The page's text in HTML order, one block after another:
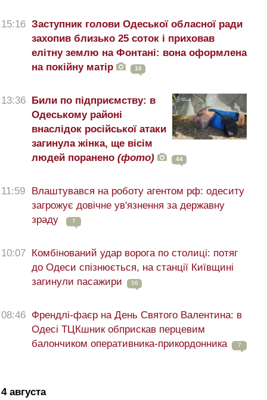
15:16 Заступник голови Одеської обласної ради
захопив близько 25 соток і приховав
елітну землю на Фонтані: вона оформлена
на покійну матір
10
13:36 Били по підприємству: в
Одеському районі
внаслідок російської атаки
загинула жінка, ще вісім
людей поранено (фото) 44
11:59
Влаштувався на роботу агентом рф: одеситу
загрожує довічне ув'язнення за державну
зраду
7
10:07 Комбінований удар ворога по столиці: потяг
до Одеси спізнюється, на станції Київщині
загинули пасажири
56
08:46 Френдлі-фаєр на День Святого Валентина: в
Одесі ТЦКшник обприскав перцевим
балончиком оперативника-прикордонника
7
4 августа